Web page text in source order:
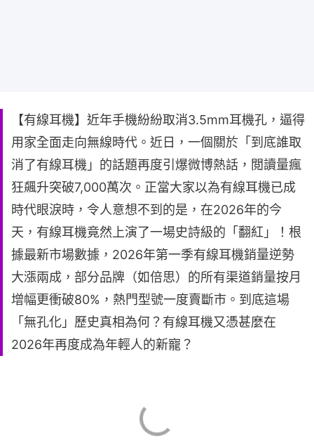
【有線耳機】近年手機紛紛取消3.5mm耳機孔，逼得
用家全面走向無線時代。近日，一個關於「到底誰取
消了有線耳機」的話題再度引爆微博熱話，閲讀量瘋
狂飆升突破7,000萬次。正當大家以為有線耳機已成
時代眼淚時，令人意想不到的是，在2026年的今
天，有線耳機竟然上演了一場史詩級的「翻紅」！根
據最新市場數據，2026年第一季有線耳機銷量逆勢
大漲兩成，部分品牌（如倍思）的所有渠道銷量按月
增幅更衝破80%，熱門型號一度賣斷市。到底這場
「無孔化」歷史真相為何？有線耳機又憑甚麼在
2026年再度成為年輕人的新寵？